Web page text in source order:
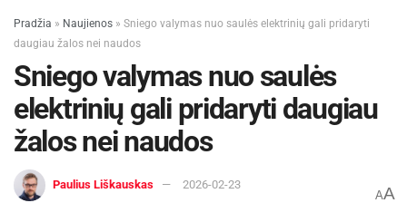
Pradžia » Naujienos » Sniego valymas nuo saulės elektrinių gali pridaryti
daugiau žalos nei naudos
Sniego valymas nuo saulės
elektrinių gali pridaryti daugiau
žalos nei naudos
Paulius Liškauskas
2026-02-23
AA